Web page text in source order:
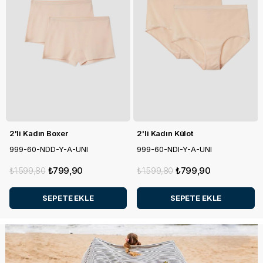
2'li Kadın Boxer
999-60-NDD-Y-A-UNI
₺799,90
₺1.599,80
SEPETE EKLE
2'li Kadın Külot
999-60-NDI-Y-A-UNI
₺799,90
₺1.599,80
SEPETE EKLE
%50 İNDIRIM %50 İNDIRIM
%50 İNDIRIM
%50 İNDIRIM
%70 İNDIRIM %70 İNDIRIM